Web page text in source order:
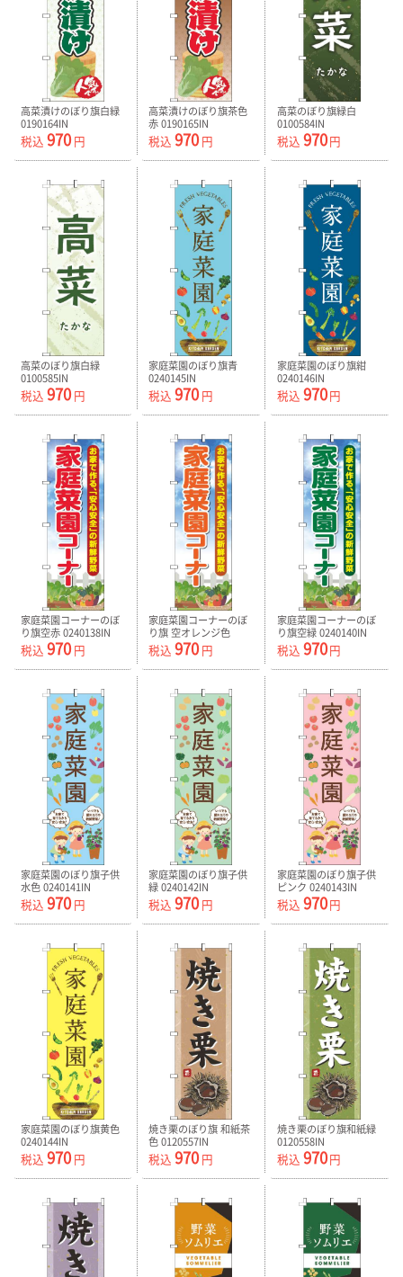
高菜漬けのぼり旗白緑
0190164IN
税込 970 円
高菜漬けのぼり旗茶色
赤 0190165IN
税込 970円
高菜のぼり旗緑白
0100584IN
税込 970円
高菜のぼり旗白緑
0100585IN
税込 970 円
家庭菜園のぼり旗青
0240145IN
税込 970円
家庭菜園のぼり旗紺
0240146IN
税込 970円
家庭菜園コーナーのぼ
り旗空赤 0240138IN
税込 970 円
家庭菜園コーナーのぼ
り旗 空オレンジ色
0240139IN
税込 970円
家庭菜園コーナーのぼ
り旗空緑 0240140IN
税込 970円
家庭菜園のぼり旗子供
水色 0240141IN
税込 970 円
家庭菜園のぼり旗子供
緑 0240142IN
税込 970円
家庭菜園のぼり旗子供
ピンク 0240143IN
税込 970円
家庭菜園のぼり旗黄色
0240144IN
税込 970 円
焼き栗のぼり旗 和紙茶
色 0120557IN
税込 970円
焼き栗のぼり旗和紙緑
0120558IN
税込 970円